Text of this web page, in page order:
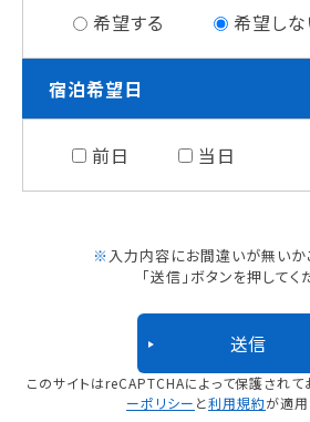
希望する 希望し
宿泊希望日
前日 当日
※ 入力内容にお間違いが無いか
「送信」ボタンを押してく
このサイトはreCAPTCHAによって保護されて
ーポリシー と利用規約が適用